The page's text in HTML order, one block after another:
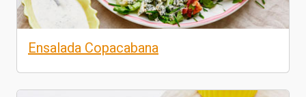
Ensalada Copacabana